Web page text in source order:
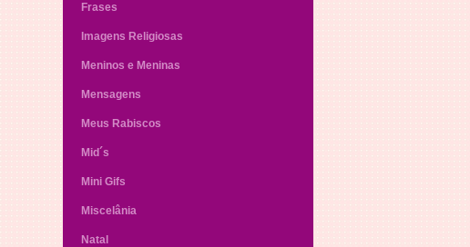
Frases
Imagens Religiosas
Meninos e Meninas
Mensagens
Meus Rabiscos
Mid´s
Mini Gifs
Miscelânia
Natal